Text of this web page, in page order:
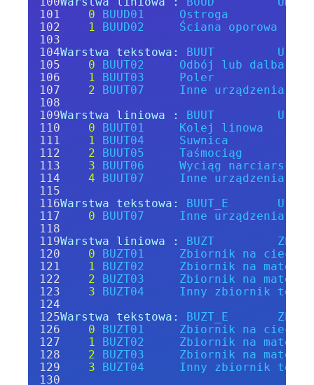
0
BUUD01
Ostroga
1
BUUD02 Ściana
oporowa
Warstwa tekstowa:
BUUT
0
BUUT02 Odbój lub
dalba
1
BUUT03
Poler
2
BUUT07 Inne urządzenia
Warstwa liniowa :
BUUT
0
BUUT01 Kolej
linowa
1
BUUT04
Suwnica
2
BUUT05
Taśmociąg
3
BUUT06 Wyciąg
narciarski
4
BUUT07 Inne urządzenia
Warstwa tekstowa:
BUUT_E
0
BUUT07 Inne urządzenia
Warstwa liniowa :
BUZT
0
BUZT01 Zbiornik na
ciecz
1
BUZT02 Zbiornik na
2
BUZT03 Zbiornik na
3
BUZT04 Inny zbiornik
Warstwa tekstowa:
BUZT_E
0
BUZT01 Zbiornik na
ciecz
1
BUZT02 Zbiornik na
2
BUZT03 Zbiornik na
3
BUZT04 Inny zbiornik